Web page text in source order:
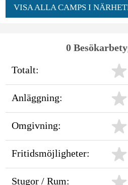
VISA ALLA CAMPS I
0
Totalt:
Anläggning:
Omgivning:
Fritidsmöjligheter:
Stugor / Rum: